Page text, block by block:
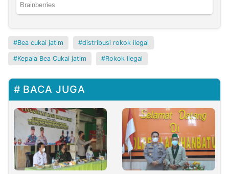
Bea cukai jatim distribusi rokok ilegal
Kepala Bea Cukai jatim Rokok Ilegal
BACA JUGA